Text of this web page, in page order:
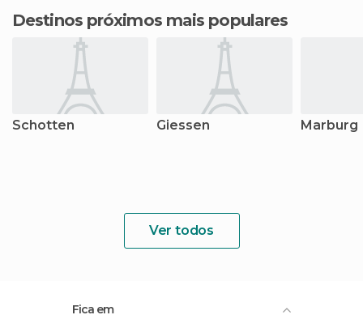
Destinos próximos mais populares
Schotten Giessen Marburg
Ver todos
Fica em